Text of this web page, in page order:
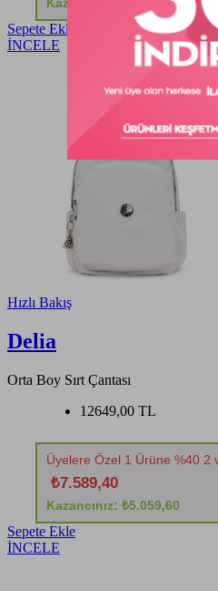
Sepete Ekle
İNCELE
Hızlı Bakış
Delia
Orta Boy Sırt Çantası
12649,00 TL
Üyelere Özel 1 Ürüne %40 2
₺7.589,40
Kazancınız: ₺5.059,60
Sepete Ekle
İNCELE